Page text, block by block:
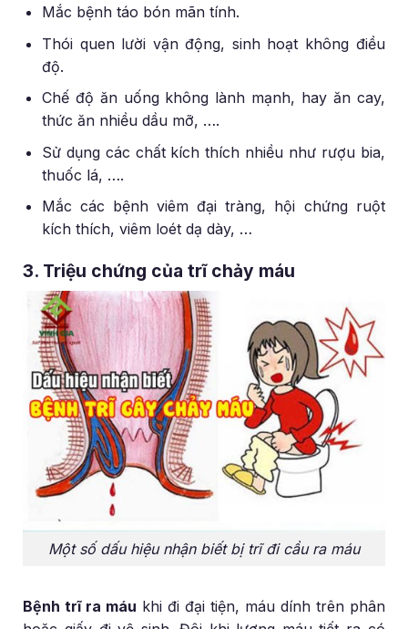
Mắc bệnh táo bón mãn tính.
Thói quen lười vận động, sinh hoạt không điều
độ.
Chế độ ăn uống không lành mạnh, hay ăn cay,
thức ăn nhiều dầu mỡ, ….
Sử dụng các chất kích thích nhiều như rượu bia,
thuốc lá, ….
Mắc các bệnh viêm đại tràng, hội chứng ruột
kích thích, viêm loét dạ dày, …
3. Triệu chứng của trĩ chảy máu
Một số dấu hiệu nhận biết bị trĩ đi cầu ra máu
Bệnh trĩ ra máu khi đi đại tiện, máu dính trên phân